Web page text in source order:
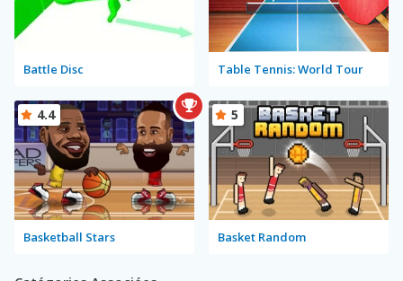
Battle Disc Table Tennis: World Tour
Basketball Stars
4.4
Basket Random
5